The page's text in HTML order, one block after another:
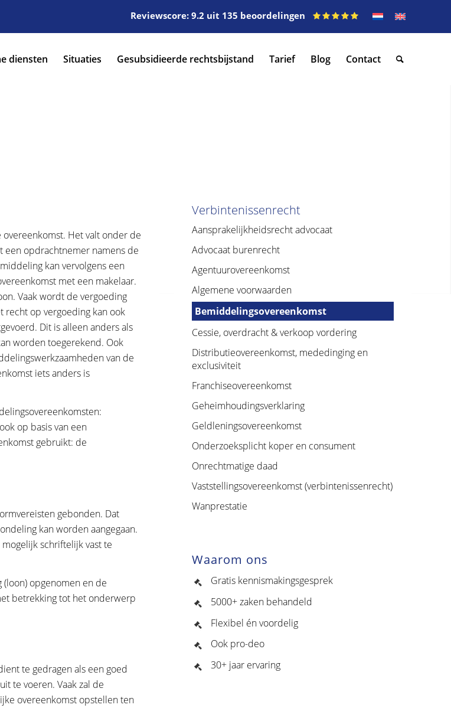
Reviewscore: 9.2 uit 135 beoordelingen
diensten Situaties Gesubsidieerde rechtsbijstand Tarief Blog Contact
Het valt onder de
een opdrachtnemer namens de
kan vervolgens een
met een makelaar.
Vaak wordt de vergoeding
recht op vergoeding kan ook
Dit is alleen anders als
worden toegerekend. Ook
van de
iets anders is
op basis van een
gebruikt: de
gebonden. Dat
kan worden aangegaan.
schriftelijk vast te
opgenomen en de
betrekking tot het onderwerp
te gedragen als een goed
te voeren. Vaak zal de
overeenkomst opstellen ten
Verbintenissenrecht
Aansprakelijkheidsrecht advocaat
Advocaat burenrecht
Agentuurovereenkomst
Algemene voorwaarden
Bemiddelingsovereenkomst
Cessie, overdracht & verkoop vordering
Distributieovereenkomst, mededinging en
exclusiviteit
Franchiseovereenkomst
Geheimhoudingsverklaring
Geldleningsovereenkomst
Onderzoeksplicht koper en consument
Onrechtmatige daad
Vaststellingsovereenkomst (verbintenissenrecht)
Wanprestatie
Waarom ons
Gratis kennismakingsgesprek
5000+ zaken behandeld
Flexibel én voordelig
Ook pro-deo
30+ jaar ervaring